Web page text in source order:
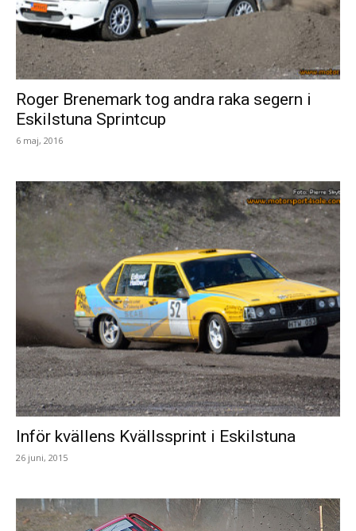
Roger Brenemark tog andra raka segern i
Eskilstuna Sprintcup
6 maj, 2016
Inför kvällens Kvällssprint i Eskilstuna
26 juni, 2015